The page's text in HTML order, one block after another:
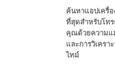
ค้นหาแอปเครื่
ที่สุดสำหรับโท
คุณด้วยความแ
และการวิเครา
ไทม์